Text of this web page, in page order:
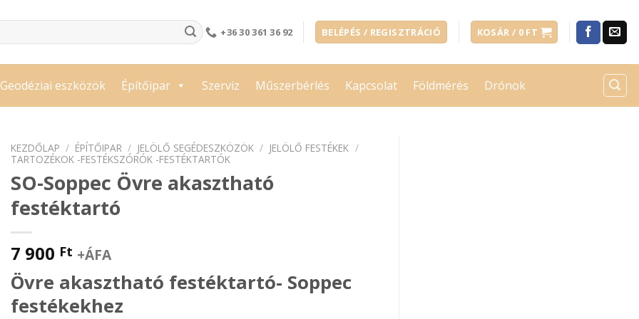
+36 30 361 36 92 BELÉPÉS / REGISZTRÁCIÓ KOSÁR / 0 FT
Geodéziai eszközök Építőipar Szerviz Műszerbérlés Kapcsolat Földmérés Drónok
KEZDŐLAP / ÉPÍTŐIPAR / JELÖLŐ SEGÉDESZKÖZÖK / JELÖLŐ FESTÉKEK /
TARTOZÉKOK -FESTÉKSZÓRÓK -FESTÉKTARTÓK
SO-Soppec Övre akasztható
festéktartó
7 900 Ft +ÁFA
Övre akasztható festéktartó- Soppec
festékekhez